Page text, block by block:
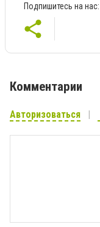
Подпишитесь на нас:
Комментарии
Авторизоваться